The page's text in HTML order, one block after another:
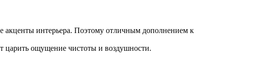
акценты интерьера. Поэтому отличным дополнением к
царить ощущение чистоты и воздушности.